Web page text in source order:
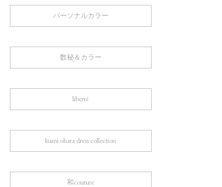
パーソナルカラー
数秘＆カラー
liberté
kumi ohara dress collection
和couture